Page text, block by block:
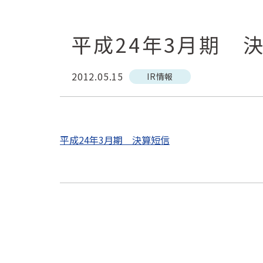
平成24年3月期
2012.05.15 IR情報
平成24年3月期 決算短信